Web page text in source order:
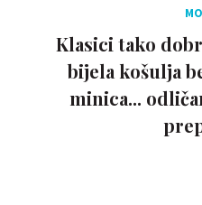
Klasici tako
bijela košulja
minica...